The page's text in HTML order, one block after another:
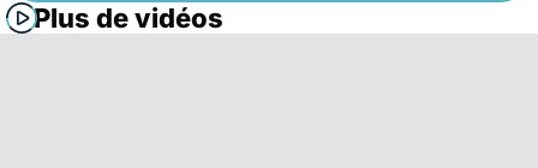
Plus de vidéos